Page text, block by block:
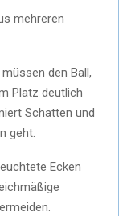
mehreren
den Ball,
Platz deutlich
Schatten und
geht.
Ecken